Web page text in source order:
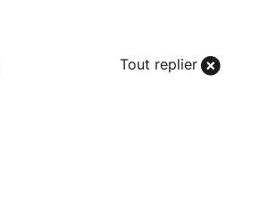
Tout replier